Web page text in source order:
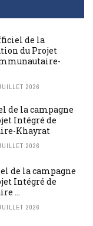
de la
du Projet
2026
la campagne
Intégré de
Khayrat
2026
de la campagne
Intégré de
...
2026